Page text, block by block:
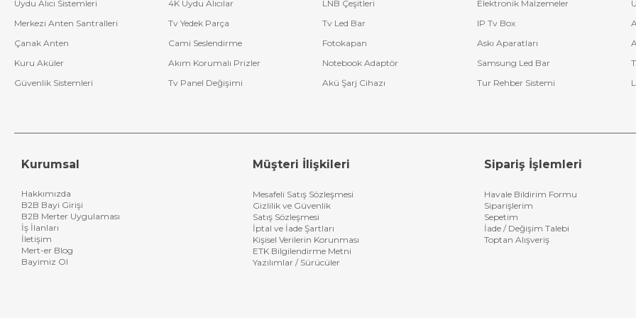
Uydu Alıcı Sistemleri 4K Uydu Alıcılar LNB Çeşitleri Elektronik Malzemeler
Merkezi Anten Santralleri
Tv Yedek Parça Tv Led Bar IP Tv Box
Çanak Anten
Cami Seslendirme Fotokapan Askı Aparatları
Kuru Aküler
Akım Korumalı Prizler Notebook Adaptör Samsung Led Bar
Güvenlik Sistemleri
Tv Panel Değişimi Akü Şarj Cihazı Tur Rehber Sistemi
Kurumsal
Hakkımızda
B2B Bayi Girişi
B2B Merter Uygulaması
İş İlanları
İletişim
Mert-er Blog
Bayimiz Ol
Müşteri İlişkileri
Mesafeli Satış Sözleşmesi
Gizlilik ve Güvenlik
Satış Sözleşmesi
İptal ve İade Şartları
Kişisel Verilerin Korunması
ETK Bilgilendirme Metni
Yazılımlar / Sürücüler
Sipariş İşlemleri
Havale Bildirim Formu
Siparişlerim
Sepetim
İade / Değişim Talebi
Toptan Alışveriş